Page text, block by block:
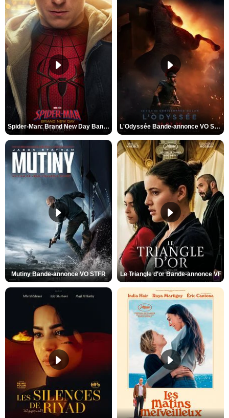
Spider-Man: Brand New Day Bande-annonce VO STFR L'Odyssée Bande-annonce VO STFR
Mutiny Bande-annonce VO STFR Le Triangle d'or Bande-annonce VF